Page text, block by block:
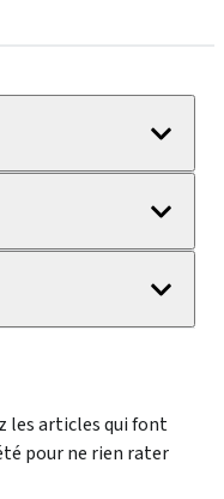
les articles qui font
pour ne rien rater